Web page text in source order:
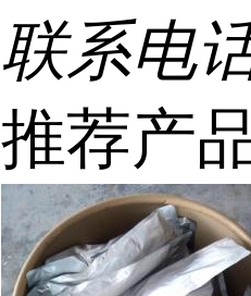
联系电
推荐产